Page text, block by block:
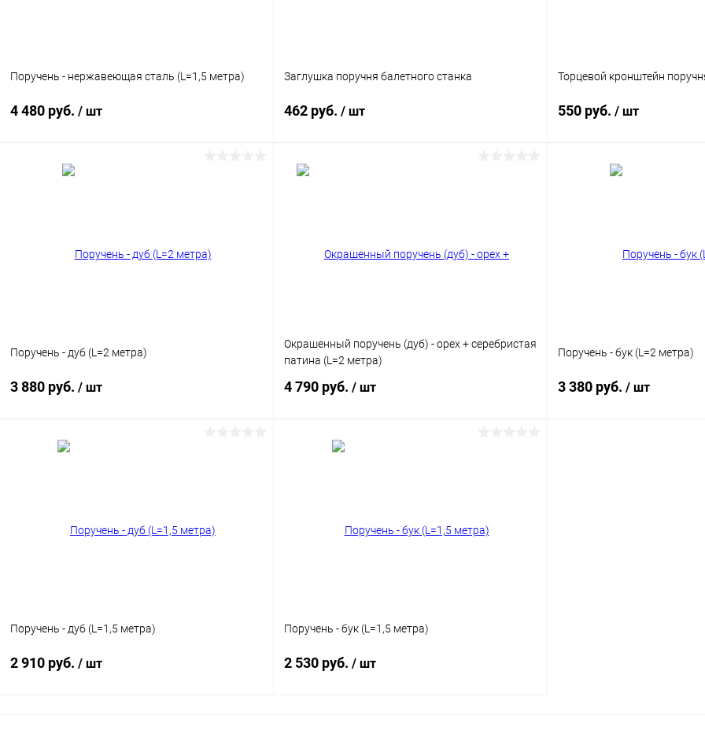
Поручень - нержавеющая сталь (L=1,5 метра)
4 480 руб. / шт
Заглушка поручня балетного станка
462 руб. / шт
Торцевой кронштейн
550 руб. / шт
Поручень - дуб (L=2 метра)
3 880 руб. / шт
Окрашенный поручень (дуб) - орех + серебристая
патина (L=2 метра)
4 790 руб. / шт
Поручень - бук (L=2 метра)
3 380 руб. / шт
Поручень - дуб (L=1,5 метра)
2 910 руб. / шт
Поручень - бук (L=1,5 метра)
2 530 руб. / шт